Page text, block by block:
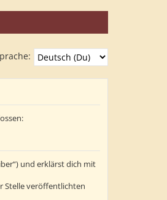
und erklärst dich mit
Stelle veröffentlichten